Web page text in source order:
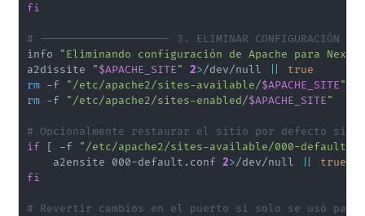
fi
# -------------------- 3. ELIMINAR CONFIGURACIÓN
info "Eliminando configuración de Apache para
a2dissite "$APACHE_SITE" 2>/dev/null
true
rm -f "/etc/apache2/sites-available/$APACHE_SITE"
rm -f "/etc/apache2/sites-enabled/$APACHE_SITE"
# Opcionalmente restaurar el sitio por defecto si
if
[ -f "/etc/apache2/sites-available/000-
    a2ensite 000-default.conf
2>/dev/null
true
fi
# Revertir cambios en el puerto si solo se usó para